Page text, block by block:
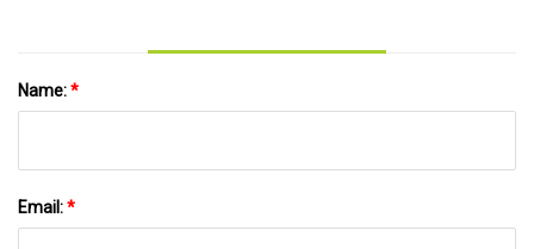
Name:*
Email:*